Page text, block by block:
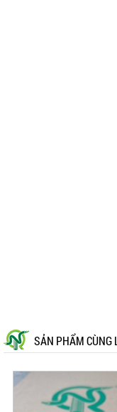
SẢN PHẨM CÙNG